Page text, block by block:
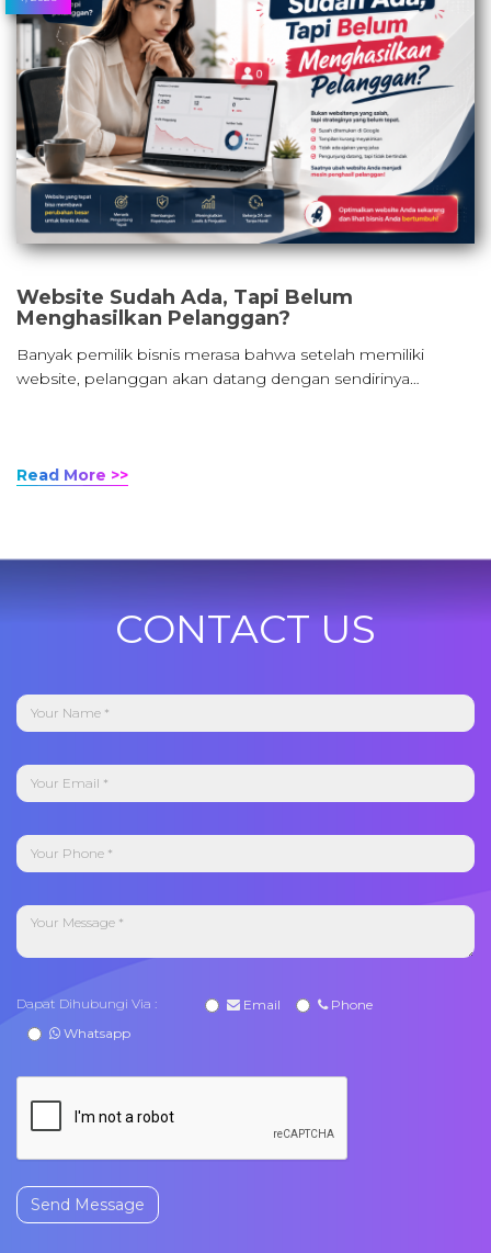
Website Sudah Ada, Tapi Belum
Menghasilkan Pelanggan?
Banyak pemilik bisnis merasa bahwa setelah memiliki
website, pelanggan akan datang dengan sendirinya…
Read More >>
CONTACT US
Dapat Dihubungi Via : Email
Phone
Whatsapp
Send Message